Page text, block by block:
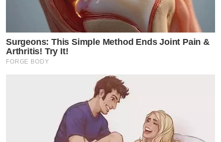
Surgeons: This Simple Method Ends Joint Pain &
Arthritis! Try It!
FORGE BODY